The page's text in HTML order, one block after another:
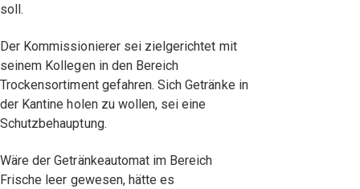
soll.
Der Kommissionierer sei zielgerichtet mit
seinem Kollegen in den Bereich
Trockensortiment gefahren. Sich Getränke in
der Kantine holen zu wollen, sei eine
Schutzbehauptung.
Wäre der Getränkeautomat im Bereich
Frische leer gewesen, hätte es